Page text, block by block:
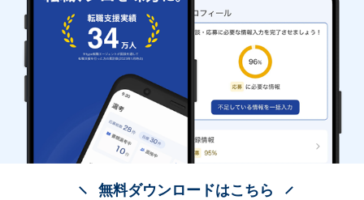
無料ダウンロードはこちら